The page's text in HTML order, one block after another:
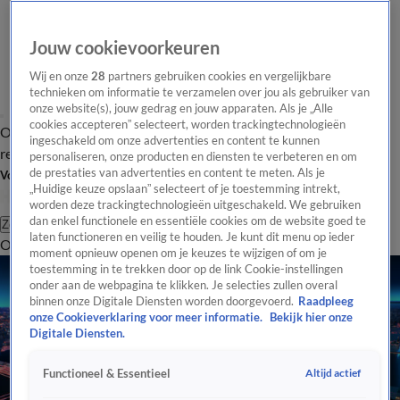
Overzicht Laatste nieuws Regionieuws Het beste van Hart
Tip de
redactie
Volg Hart van Nederland
Zoeken
OverzichtRegioUitzendingenWeerTip de redactiePanelVideo's
Jouw cookievoorkeuren
Wij en onze28 partners gebruiken cookies en vergelijkbare
technieken om informatie te verzamelen over jou als gebruiker van
onze website(s), jouw gedrag en jouw apparaten. Als je „Alle
cookies accepteren” selecteert, worden trackingtechnologieën
ingeschakeld om onze advertenties en content te kunnen
personaliseren, onze producten en diensten te verbeteren en om
de prestaties van advertenties en content te meten. Als je
„Huidige keuze opslaan” selecteert of je toestemming intrekt,
worden deze trackingtechnologieën uitgeschakeld. We gebruiken
dan enkel functionele en essentiële cookies om de website goed te
laten functioneren en veilig te houden. Je kunt dit menu op ieder
moment opnieuw openen om je keuzes te wijzigen of om je
toestemming in te trekken door op de link Cookie-instellingen
onder aan de webpagina te klikken. Je selecties zullen overal
binnen onze Digitale Diensten worden doorgevoerd. Raadpleeg
onze Cookieverklaring voor meer informatie.
Bekijk hier onze
Digitale Diensten.
Functioneel & Essentieel Altijd actief